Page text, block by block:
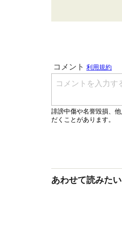
あわせて読みたい